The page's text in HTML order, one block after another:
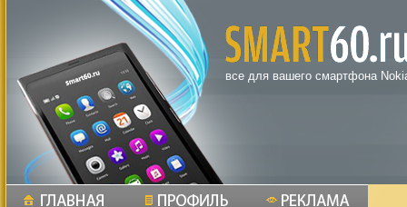
все для вашего смартфона